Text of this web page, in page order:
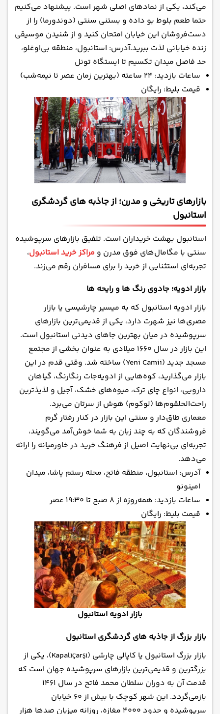
می‌کند، یکی از نمادهای اصلی شهر است. پیشنهاد می‌کنیم
حتما طعم بلوط بو داده و بستنی سنتی (دوندورما) را از
دست‌فروشان این خیابان امتحان کنید و از شنیدن موسیقی
زنده خیابانی لذت ببرید.آدرس: استانبول، منطقه بی‌اوغلو،
حد فاصل میدان تکسیم تا ایستگاه تونل
ساعات بازدید: ۲۴ ساعته (بهترین زمان عصر تا نیمه‌شب)
قیمت بلیط: رایگان
بازارهای تاریخی و مدرن؛ از جاذبه های گردشگری
استانبول
استانبول بهشت خریداران است. تلفیق بازارهای سرپوشیده
سنتی با مگامال‌های فوق مدرن و مراکز خرید استانبول،
تجربه‌ای استثنایی از خرید را برای مسافران رقم می‌زند.
بازار ادویه؛ جادوی رنگ ها و رایحه ها
بازار ادویه استانبول که به میسیر چارشیسی یا بازار
مصری‌ها نیز شهرت دارد، یکی از قدیمی‌ترین بازارهای
سرپوشیده در میان بهترین جاهای دیدنی استانبول است.
این بازار در سال ۱۶۶۰ میلادی به عنوان بخشی از مجتمع
مسجد جدید (Yeni Camii) ساخته شد. وقتی قدم در این
بازار می‌گذارید، کوه‌هایی از ادویه‌جات رنگارنگ، گیاهان
دارویی، انواع چای ترک، میوه‌های خشک، آجیل و لذیذترین
راحت‌الحلقوم‌ها (لوکوم) هوش از سرتان می‌برد.
معماری طاق‌دار و سنتی این بازار در کنار رفتار گرم
فروشندگان که به چند زبان به شما خوش‌آمد می‌گویند،
تجربه‌ای بی‌نهایت اصیل از فرهنگ خرید در خاورمیانه را ارائه
می‌دهد.
آدرس: استانبول، منطقه فاتح، محله رستم پاشا، میدان
امینونو
ساعات بازدید: همه‌روزه از ۸ صبح تا ۱۹:۳۰ عصر
قیمت بلیط: رایگان
بازار ادویه استانبول
بازار بزرگ از جاذبه های گردشگری استانبول
بازار بزرگ استانبول یا کاپالی چارشی (Kapalıçarşı)، یکی از
بزرگترین و قدیمی‌ترین بازارهای سرپوشیده جهان است که
قدمت آن به دوران سلطان محمد فاتح در سال ۱۴۶۱
بازمی‌گردد. این شهر کوچک با بیش از ۶۰ خیابان
سرپوشیده و حدود ۴۰۰۰ مغازه، روزانه میزبان صدها هزار